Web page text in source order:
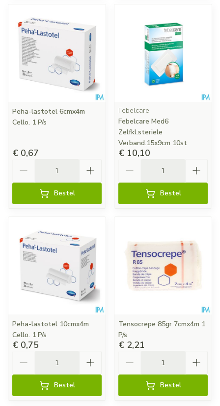
Peha-lastotel 6cmx4m
Cello. 1 P/s
€ 0,67
Bestel
Febelcare
Febelcare Med6
Zelfkl.steriele
Verband.15x9cm 10st
€ 10,10
Bestel
Peha-lastotel 10cmx4m
Cello. 1 P/s
€ 0,75
Bestel
Tensocrepe 85gr 7cmx4m 1
P/s
€ 2,21
Bestel